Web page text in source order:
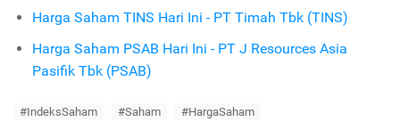
Harga Saham TINS Hari Ini - PT Timah Tbk (TINS)
Harga Saham PSAB Hari Ini - PT J Resources Asia
Pasifik Tbk (PSAB)
#IndeksSaham #Saham #HargaSaham